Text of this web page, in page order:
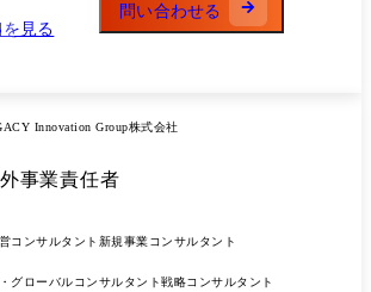
見る
問い合わせる
Innovation Group株式会社
事業責任者
コンサルタント 新規事業コンサルタント
グローバルコンサルタント戦略コンサルタント